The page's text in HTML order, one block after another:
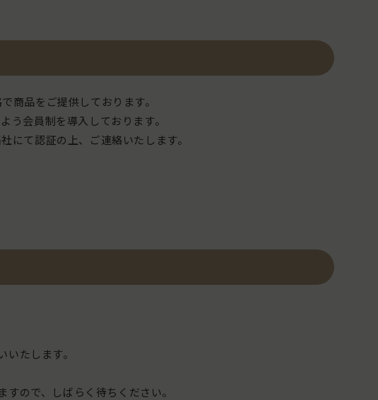
商品をご提供しております。
う会員制を導入しております。
にて認証の上、ご連絡いたします。
いたします。
ので、しばらく待ちください。